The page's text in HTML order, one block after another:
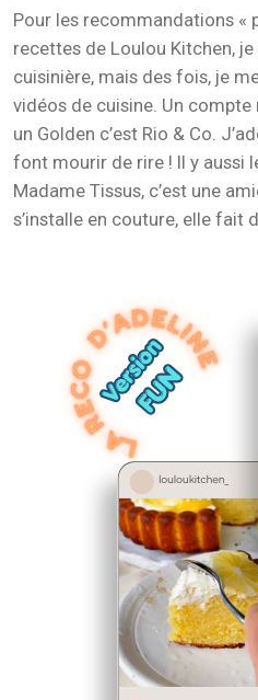
Pour les recommandations «
recettes de Loulou Kitchen,
cuisinière, mais des fois, je
vidéos de cuisine. Un
un Golden c’est Rio & Co.
font mourir de rire ! Il y aussi
Madame Tissus, c’est une
s’installe en couture, elle fait